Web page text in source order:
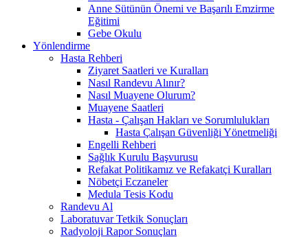
Anne Sütünün Önemi ve Başarılı Emzirme
Eğitimi
Gebe Okulu
Yönlendirme
Hasta Rehberi
Ziyaret Saatleri ve Kuralları
Nasıl Randevu Alınır?
Nasıl Muayene Olurum?
Muayene Saatleri
Hasta - Çalışan Hakları ve Sorumlulukları
Hasta Çalışan Güvenliği Yönetmeliği
Engelli Rehberi
Sağlık Kurulu Başvurusu
Refakat Politikamız ve Refakatçi Kuralları
Nöbetçi Eczaneler
Medula Tesis Kodu
Randevu Al
Laboratuvar Tetkik Sonuçları
Radyoloji Rapor Sonuçları